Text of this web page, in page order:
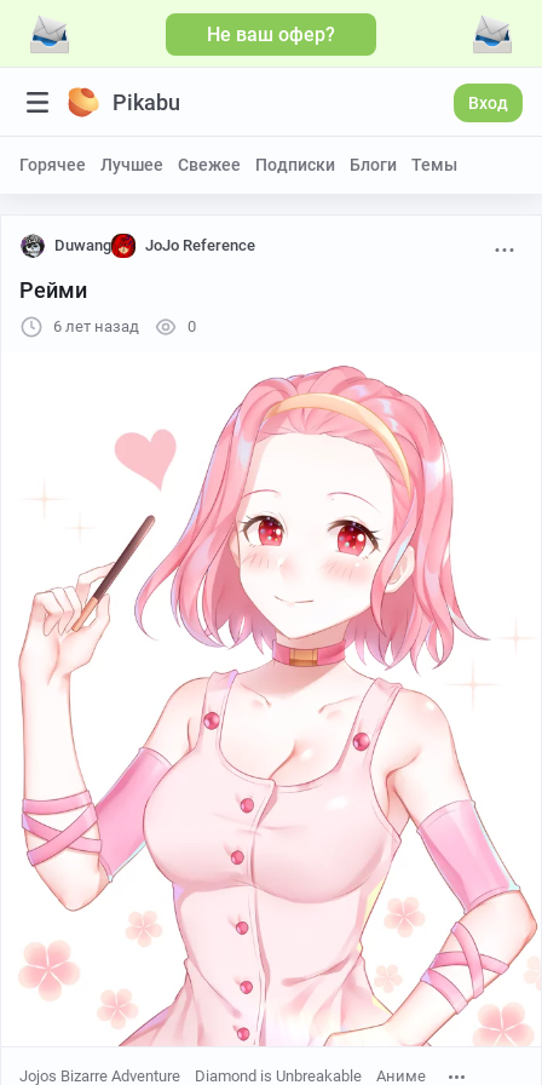
Не ваш офер?
Pikabu Вход
Горячее Лучшее Свежее Подписки Блоги Темы
Duwang JoJo Reference
Рейми
6 лет назад 0
Jojos Bizarre Adventure Diamond is Unbreakable Аниме